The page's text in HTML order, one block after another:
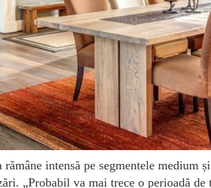
intensă pe segmentele medium
„Probabil va mai trece o perioadă de